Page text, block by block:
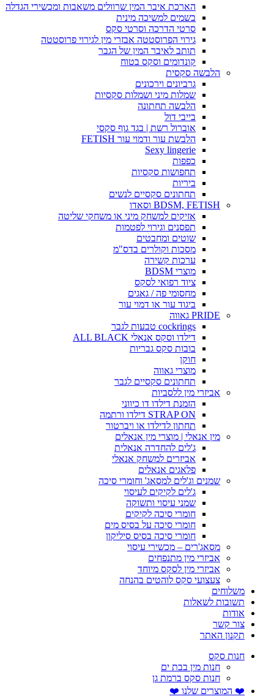
הארכת איבר המין שרוולים משאבות ומכשירי הגדלה
בשמים למשיכה מינית
סרטי הדרכה וסרטי סקס
גירוי הפרוסטטה אבזרי מין לגירוי פרוסטטה
תותב לאיבר המין של הגבר
קונדומים וסקס בטוח
הלבשה סקסית
גרביונים וירכונים
שמלות מיני ושמלות סקסיות
הלבשה תחתונה
בייבי דול
אוברול רשת | בגד גוף סקסי
הלבשת עור ודמוי עור FETISH
Sexy lingerie
כפפות
תחפושות סקסיות
ביריות
תחתונים סקסיים לנשים
BDSM, FETISH וסאדו
אזיקים למשחק מיני או משחקי שליטה
תפסנים וגירוי לפטמות
שוטים ומחבטים
מסכות וקולרים בדס"מ
ערכות קשירה
מוצרי BDSM
ציוד רפואי לסקס
מחסומי פה / גאגים
ביגוד עור או דמוי עור
PRIDE גאווה
cockrings טבעות לגבר
דילדו וסקס אנאלי ALL BLACK
בובות סקס גבריות
חוקן
מוצרי גאווה
תחתונים סקסיים לגבר
אביזרי מין ללסביות
הזמנת דילדו דו כיווני
STRAP ON דילדו ורתמה
תחתון לדילדו או ויברטור
מין אנאלי | מוצרי מין אנאלים
ג'לים להחדרה אנאלית
אביזרים למשחק אנאלי
פלאגים אנאלים
שמנים וג'לים למסאג' וחומרי סיכה
ג'לים לקיקים לעיסוי
שמני עיסוי ותשוקה
חומרי סיכה לקיקים
חומרי סיכה על בסיס מים
חומרי סיכה בסיס סיליקון
מסאג'רים – מכשירי עיסוי
אביזרי מין מתנפחים
אביזרי מין לסקס מיוחד
צעצועי סקס לוהטים בהנחה
משלוחים
תשובות לשאלות
אודות
צור קשר
תקנון האתר
חנות סקס
חנות מין בבת ים
חנות סקס ברמת גן
❤️ המוצרים שלנו ❤️